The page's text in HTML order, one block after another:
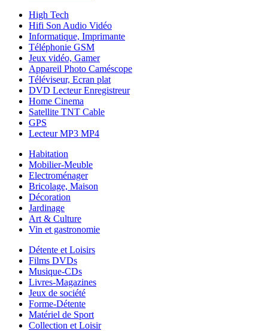
High Tech
Hifi Son Audio Vidéo
Informatique, Imprimante
Téléphonie GSM
Jeux vidéo, Gamer
Appareil Photo Caméscope
Téléviseur, Ecran plat
DVD Lecteur Enregistreur
Home Cinema
Satellite TNT Cable
GPS
Lecteur MP3 MP4
Habitation
Mobilier-Meuble
Electroménager
Bricolage, Maison
Décoration
Jardinage
Art & Culture
Vin et gastronomie
Détente et Loisirs
Films DVDs
Musique-CDs
Livres-Magazines
Jeux de société
Forme-Détente
Matériel de Sport
Collection et Loisir